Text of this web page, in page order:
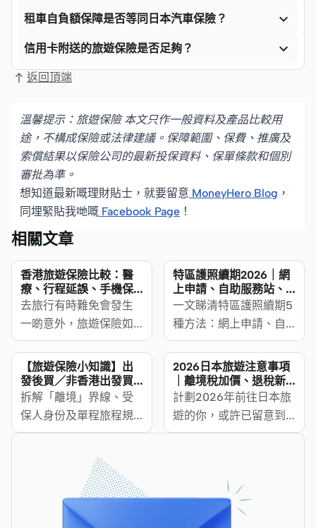
租車自負額保障是否等同日本汽車保險？ 
信用卡附送的旅遊保險是否足夠？ 
返回頂端
溫馨提示：旅遊保險本文只作一般資料及產品比較用
途，不構成保險或法律建議。保障範圍、保費、推廣及
索償結果以保險公司的最新投保資料、保單條款和個別
審批為準。
想知道最新嘅理財貼士，就要留意 MoneyHero Blog ，
同埋緊貼我哋嘅 Facebook Page ！
相關文章
香港旅遊保險比較：醫
療、行程延誤、手機保
障邊間好？
去旅行有時難免會發生
一啲意外，旅遊保險如
何發揮作用，為我哋提
供相關保障？以下將會
比較旅遊保險喺一啲較
為常見嘅旅遊狀況中，
例如手機損壞或遺失、
旅遊延誤、生病或意外
港覆診所產生嘅醫療費
用等，提供邊啲保障。
特區護照續期2026｜網
上申請、自助服務站、
預約方法及文件費用一
覽
一文睇清特區護照續期5
種方法：網上申請、自
助服務站、預約、郵遞
及投遞，附所需文件、
最新費用、相片規格及
領證時間，幫你出發前
順利完成續期。準備出
發旅行，除咗執行李，
先發現護照過期，只要
提早了解續期方法就一
【旅遊保險小知識】出
發後買／非香港出發買
旅遊保險包唔包？
拆解「離境」界線、受
保人身份及單程旅程規
則，逐項講清非香港出
項、受保人填寫與索償
2026日本旅遊注意事項
｜離境稅加價、退稅新
制、日圓匯率＋碌卡換
錢攻略
計劃2026年前往日本旅
遊的你，或許已留意到
今年遊日成本有所變
制度、日圓亦跌至近40
年低位——三項變動同